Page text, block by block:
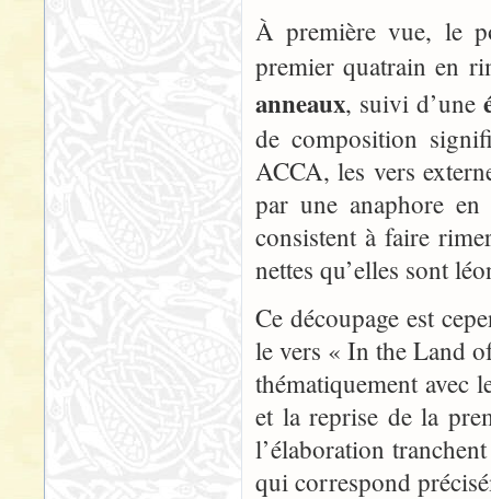
À première vue, le
premier quatrain en
anneaux, suivi d’une
de composition
ACCA, les vers
par une anaphore
consistent à faire
nettes qu’elles sont
Ce découpage est
le vers « In the Land
thématiquement avec
et la reprise de la
l’élaboration
qui correspond